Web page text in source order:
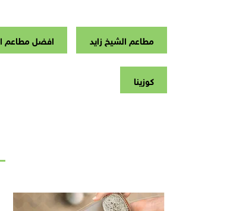
مطاعم الشيخ زايد افضل مطاعم
كوزينا